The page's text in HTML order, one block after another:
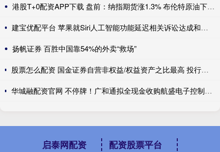
港股T+0配资APP下载 盘前：纳指期货涨1.3% 布伦特原油下跌6.1%
建宝优配平台 苹果就Siri人工智能功能延迟相关诉讼达成和解 重心转向人工智能的交付
扬帆证券 百胜中国靠54%的外卖“救场”
股票怎么配资 国金证券自营非权益/权益资产之比最高 投行收入高达10亿元可利润仍为负值|券商年报
华城融配资官网 不停牌！广和通拟全现金收购航盛电子控制权，标的成立超32年，曾谋求A股独立上市
启泰网配资 配资股票平台